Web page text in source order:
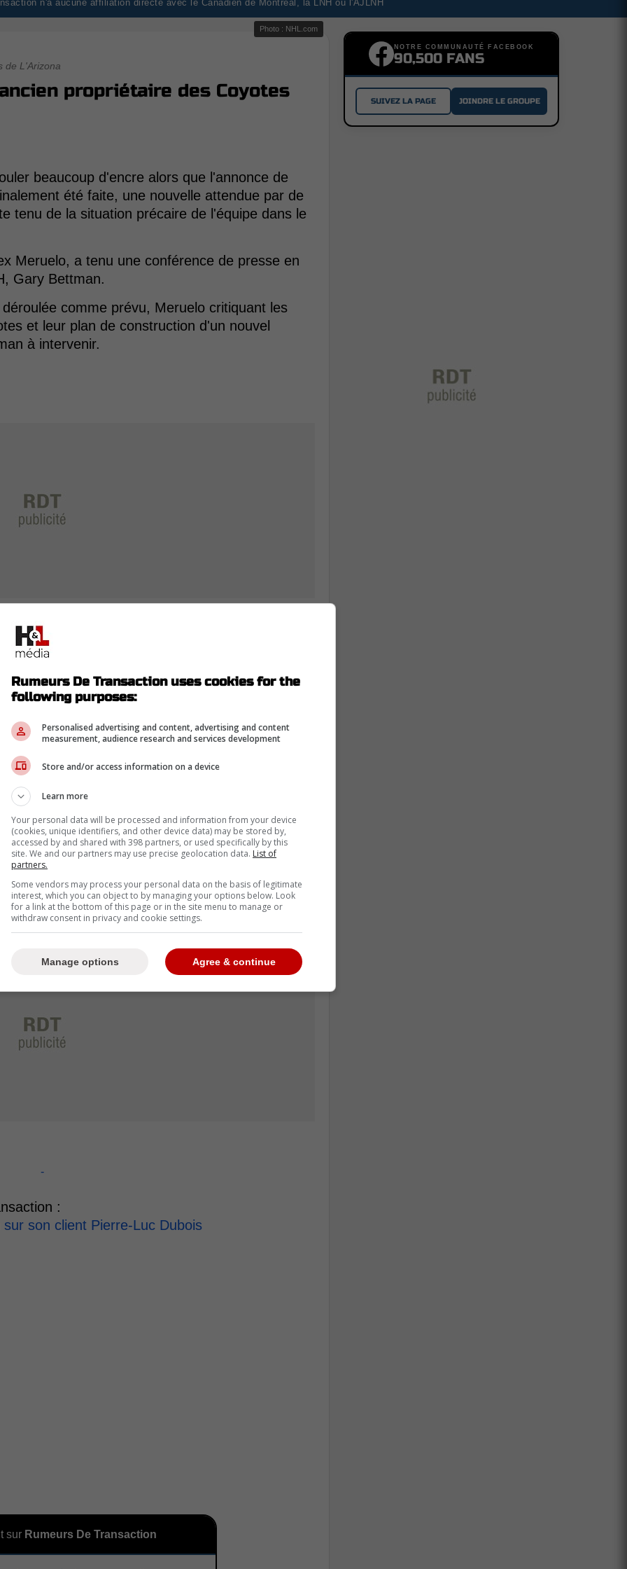
n'a aucune affiliation directe avec le Canadien de Montréal, la LNH ou l'AJLNH
Photo : NHL.com
de L'Arizona
propriétaire des Coyotes
beaucoup d'encre alors que l'annonce de
été faite, une nouvelle attendue par de
tenu de la situation précaire de l'équipe dans le
Meruelo, a tenu une conférence de presse en
Gary Bettman.
comme prévu, Meruelo critiquant les
et leur plan de construction d'un nouvel
à intervenir.
propriétaire de certains médias, mais j'évite
» -Alex Meruelo
pas être vu en public» -Gary Bettman
la gestion passée de l'équipe. Malgré la
avec Meruelo à la barre, son comportement
à diriger une équipe de hockey.
l'image et la réputation de la LNH.
-
:
son client Pierre-Luc Dubois
sur Rumeurs De Transaction
NOTRE COMMUNAUTÉ FACEBOOK
90,500 FANS
SUIVEZ LA PAGE JOINDRE LE GROUPE
Rumeurs De Transaction uses cookies for the
following purposes:
Personalised advertising and content, advertising and content
measurement, audience research and services development
Store and/or access information on a device
Learn more
Your personal data will be processed and information from your device
(cookies, unique identifiers, and other device data) may be stored by,
accessed by and shared with 398 partners, or used specifically by this
site. We and our partners may use precise geolocation data. List of
partners.
Some vendors may process your personal data on the basis of legitimate
interest, which you can object to by managing your options below. Look
for a link at the bottom of this page or in the site menu to manage or
withdraw consent in privacy and cookie settings.
Agree & continue
Manage options